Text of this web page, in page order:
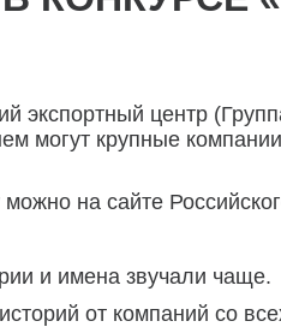
экспортный центр
могут крупные
на сайте
и имена звучали чаще.
от компаний со